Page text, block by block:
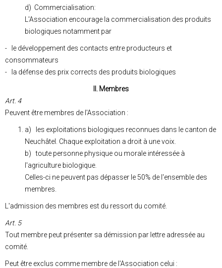
d) Commercialisation:
L'Association encourage la commercialisation des produits
biologiques notamment par
- le développement des contacts entre producteurs et
consommateurs
- la défense des prix corrects des produits biologiques
II. Membres
Art. 4
Peuvent être membres de l'Association :
a) les exploitations biologiques reconnues dans le canton de
Neuchâtel. Chaque exploitation a droit à une voix.
b) toute personne physique ou morale intéressée à
l'agriculture biologique.
Celles-ci ne peuvent pas dépasser le 50% de l'ensemble des
membres.
L'admission des membres est du ressort du comité.
Art. 5
Tout membre peut présenter sa démission par lettre adressée au
comité.
Peut être exclus comme membre de l'Association celui :